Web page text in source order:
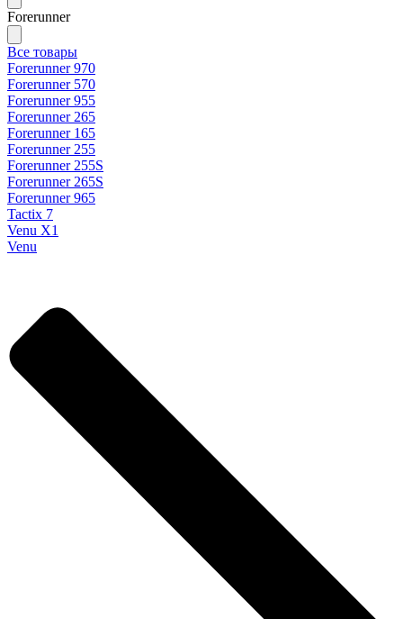
Forerunner
Все товары
Forerunner 970
Forerunner 570
Forerunner 955
Forerunner 265
Forerunner 165
Forerunner 255
Forerunner 255S
Forerunner 265S
Forerunner 965
Tactix 7
Venu X1
Venu